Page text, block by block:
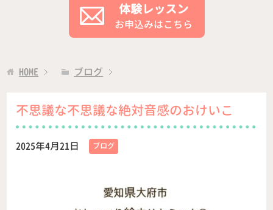
体験レッスン
お申込みはこちら
HOME ブログ
不思議な不思議な絶対音感のおけいこ
2025年4月21日 ブログ